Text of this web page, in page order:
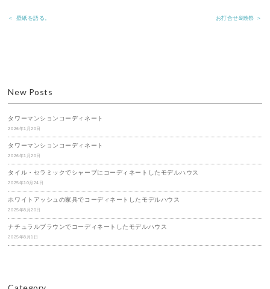
＜ 壁紙を語る。 お打合せ&獺祭 ＞
New Posts
タワーマンションコーディネート
2026年1月20日
タワーマンションコーディネート
2026年1月20日
タイル・セラミックでシャープにコーディネートしたモデルハウス
2025年10月24日
ホワイトアッシュの家具でコーディネートしたモデルハウス
2025年8月20日
ナチュラルブラウンでコーディネートしたモデルハウス
2025年8月1日